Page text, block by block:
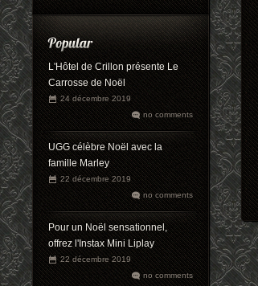
L'Hôtel de Crillon présente Le
Carrosse de Noël
24 décembre 2019
no comments
UGG célèbre Noël avec la
famille Marley
22 décembre 2019
no comments
Pour un Noël sensationnel,
offrez l'Instax Mini Liplay
22 décembre 2019
no comments